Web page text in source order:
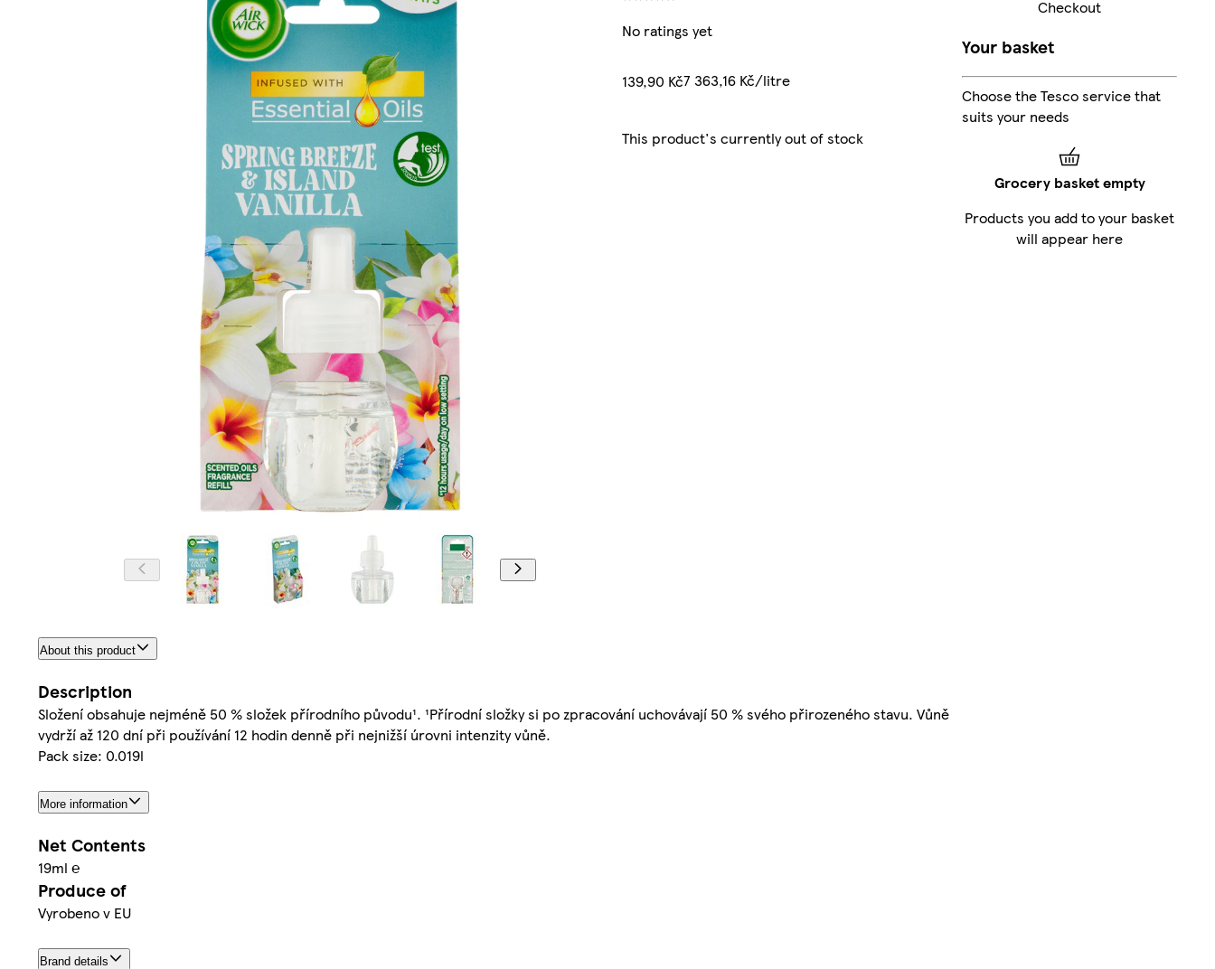
No ratings yet
139,90 Kč7 363,16 Kč/litre
This product's currently out of stock
About this product
Description
Složení obsahuje nejméně 50 % složek přírodního původu¹. ¹Přírodní složky si po zpracování uchovávají 50 % svého přirozeného stavu. Vůně
vydrží až 120 dní při používání 12 hodin denně při nejnižší úrovni intenzity vůně.
Pack size: 0.019l
More information
Net Contents
19ml ℮
Produce of
Vyrobeno v EU
Brand details
Checkout
Your basket
Choose the Tesco service that
suits your needs
Grocery basket empty
Products you add to your basket
will appear here